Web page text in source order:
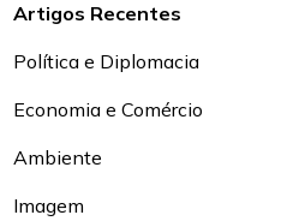
Artigos Recentes
Política e Diplomacia
Economia e Comércio
Ambiente
Imagem